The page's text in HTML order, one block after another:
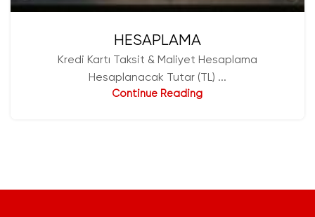
HESAPLAMA
Kredi Kartı Taksit & Maliyet Hesaplama
Hesaplanacak Tutar (TL) ...
Continue Reading